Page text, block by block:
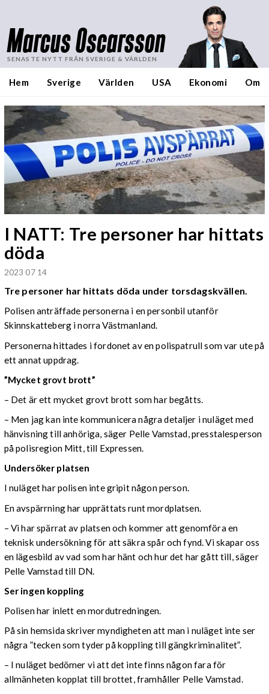
Marcus Oscarsson
SENASTE NYTT FRÅN SVERIGE & VÄRLDEN
Hem Sverige Världen USA Ekonomi Om
I NATT: Tre personer har hittats
döda
2023 07 14
Tre personer har hittats döda under torsdagskvällen.
Polisen anträffade personerna i en personbil utanför
Skinnskatteberg i norra Västmanland.
Personerna hittades i fordonet av en polispatrull som var ute på
ett annat uppdrag.
”Mycket grovt brott”
– Det är ett mycket grovt brott som har begåtts.
– Men jag kan inte kommunicera några detaljer i nuläget med
hänvisning till anhöriga, säger Pelle Vamstad, presstalesperson
på polisregion Mitt, till Expressen.
Undersöker platsen
I nuläget har polisen inte gripit någon person.
En avspärrning har upprättats runt mordplatsen.
– Vi har spärrat av platsen och kommer att genomföra en
teknisk undersökning för att säkra spår och fynd. Vi skapar oss
en lägesbild av vad som har hänt och hur det har gått till, säger
Pelle Vamstad till DN.
Ser ingen koppling
Polisen har inlett en mordutredningen.
På sin hemsida skriver myndigheten att man i nuläget inte ser
några ”tecken som tyder på koppling till gängkriminalitet”.
– I nuläget bedömer vi att det inte finns någon fara för
allmänheten kopplat till brottet, framhåller Pelle Vamstad.